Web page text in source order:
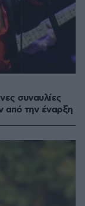
συναυλίες
από την έναρξη